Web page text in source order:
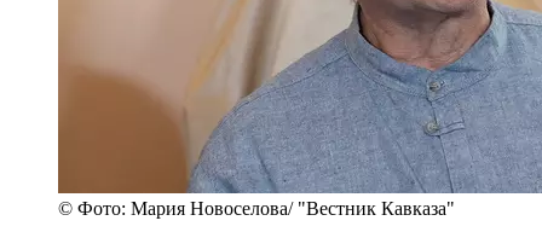
© Фото: Мария Новоселова/ "Вестник Кавказа"